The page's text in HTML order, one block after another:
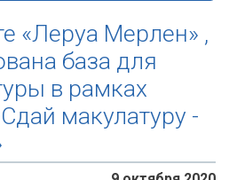
«Леруа Мерлен» ,
база для
в рамках
макулатуру -